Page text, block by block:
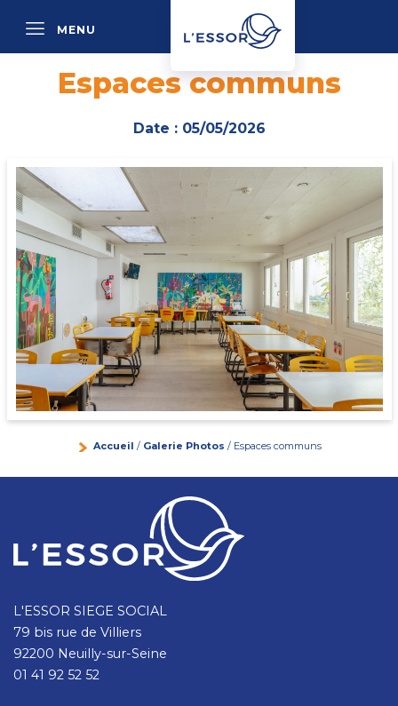
MENU
Espaces communs
Date : 05/05/2026
Accueil / Galerie Photos / Espaces communs
L'ESSOR SIEGE SOCIAL
79 bis rue de Villiers
92200 Neuilly-sur-Seine
01 41 92 52 52